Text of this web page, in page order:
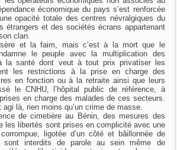
économique du pays s’est renforcée
opacité totale des centres névralgiques du
étrangers et des sociétés écrans appartenant
clan.
et la faim, mais c’est à la mort que le
le peuple avec la multiplication des
la santé dont veut à tout prix privatiser les
les restrictions à la prise en charge des
en fonction ou à la retraite ainsi que leurs
le CNHU, l’hôpital public de référence, à
en charge des malades de ces secteurs.
agi là, rien moins qu’un crime de masse.
de cimetière au Bénin, des mesures des
les libertés sont prises en complicité avec une
ligotée d’un côté et bâillonnée de
sont interdits de parole au sein même de